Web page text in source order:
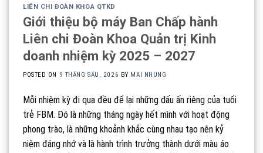
LIÊN CHI ĐOÀN KHOA QTKD
Giới thiệu bộ máy Ban Chấp hành
Liên chi Đoàn Khoa Quản trị Kinh
doanh nhiệm kỳ 2025 – 2027
POSTED ON 9 THÁNG SÁU, 2026 BY MAI NHUNG
Mỗi nhiệm kỳ đi qua đều để lại những dấu ấn riêng của tuổi
trẻ FBM. Đó là những tháng ngày hết mình với hoạt động
phong trào, là những khoảnh khắc cùng nhau tạo nên kỷ
niệm đáng nhớ và là hành trình trưởng thành dưới màu áo